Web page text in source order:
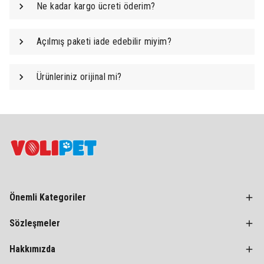
Ne kadar kargo ücreti öderim?
Açılmış paketi iade edebilir miyim?
Ürünleriniz orijinal mi?
Önemli Kategoriler
Sözleşmeler
Hakkımızda